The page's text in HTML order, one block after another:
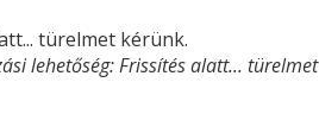
türelmet kérünk.
lehetőség: Frissítés alatt... türelmet